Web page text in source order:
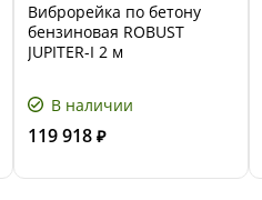
Виброрейка по бетону
бензиновая ROBUST
JUPITER-I 2 м
В наличии
119 918 ₽